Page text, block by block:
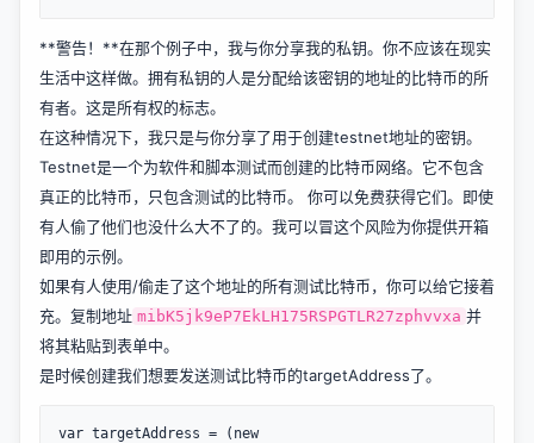
**警告！**在那个例子中，我与你分享我的私钥。你不应该在现实
生活中这样做。拥有私钥的人是分配给该密钥的地址的比特币的所
有者。这是所有权的标志。
在这种情况下，我只是与你分享了用于创建testnet地址的密钥。
Testnet是一个为软件和脚本测试而创建的比特币网络。它不包含
真正的比特币，只包含测试的比特币。 你可以免费获得它们。即使
有人偷了他们也没什么大不了的。我可以冒这个风险为你提供开箱
即用的示例。
如果有人使用/偷走了这个地址的所有测试比特币，你可以给它接着
充。复制地址 mibK5jk9eP7EkLH175RSPGTLR27zphvvxa 并
将其粘贴到表单中。
是时候创建我们想要发送测试比特币的targetAddress了。
var targetAddress = (new